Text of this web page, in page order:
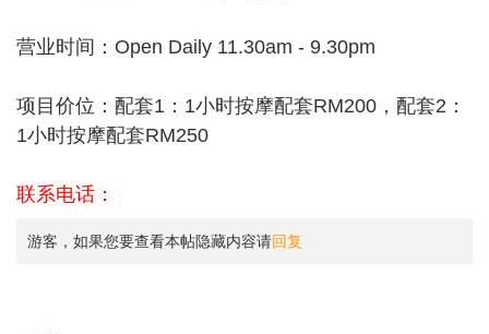
营业时间：Open Daily 11.30am - 9.30pm
项目价位：配套1：1小时按摩配套RM200，配套2：
1小时按摩配套RM250
联系电话：
游客，如果您要查看本帖隐藏内容请回复